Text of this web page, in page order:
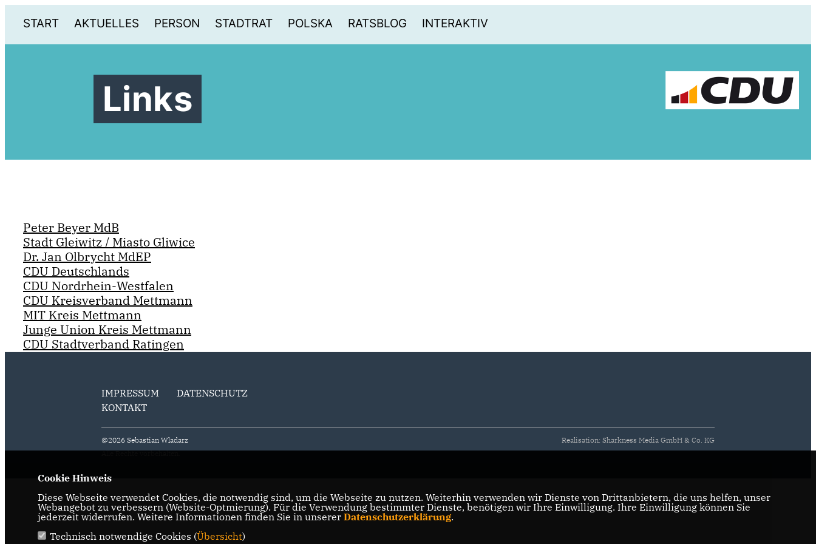
START AKTUELLES PERSON STADTRAT POLSKA RATSBLOG INTERAKTIV
Links
Peter Beyer MdB
Stadt Gleiwitz / Miasto Gliwice
Dr. Jan Olbrycht MdEP
CDU Deutschlands
CDU Nordrhein-Westfalen
CDU Kreisverband Mettmann
MIT Kreis Mettmann
Junge Union Kreis Mettmann
CDU Stadtverband Ratingen
IMPRESSUM
DATENSCHUTZ
KONTAKT
@2026 Sebastian Wladarz
Alle Rechte vorbehalten.
Realisation: Sharkness Media GmbH & Co. KG
Cookie Hinweis
Diese Webseite verwendet Cookies, die notwendig sind, um die Webseite zu nutzen. Weiterhin verwenden wir Dienste von Drittanbietern, die uns helfen, unser
Webangebot zu verbessern (Website-Optmierung). Für die Verwendung bestimmter Dienste, benötigen wir Ihre Einwilligung. Ihre Einwilligung können Sie
jederzeit widerrufen. Weitere Informationen finden Sie in unserer Datenschutzerklärung.
Technisch notwendige Cookies (Übersicht)